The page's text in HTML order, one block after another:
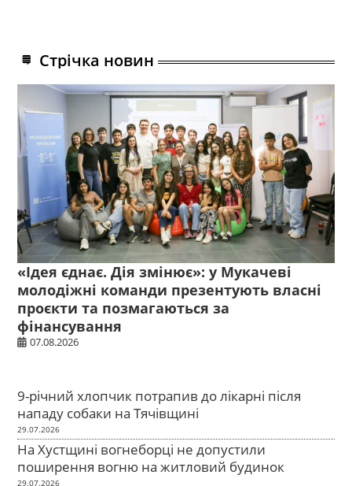
Стрічка новин
«Ідея єднає. Дія змінює»: у Мукачеві
молодіжні команди презентують власні
проєкти та позмагаються за
фінансування
07.08.2026
9-річний хлопчик потрапив до лікарні після
нападу собаки на Тячівщині
29.07.2026
На Хустщині вогнеборці не допустили
поширення вогню на житловий будинок
29.07.2026